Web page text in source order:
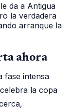
da a Antigua
la verdadera
arranque la
ahora
fase intensa
la copa